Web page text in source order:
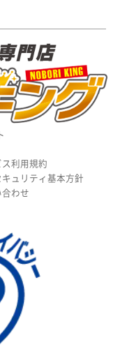
利用規約
ュリティ基本方針
わせ